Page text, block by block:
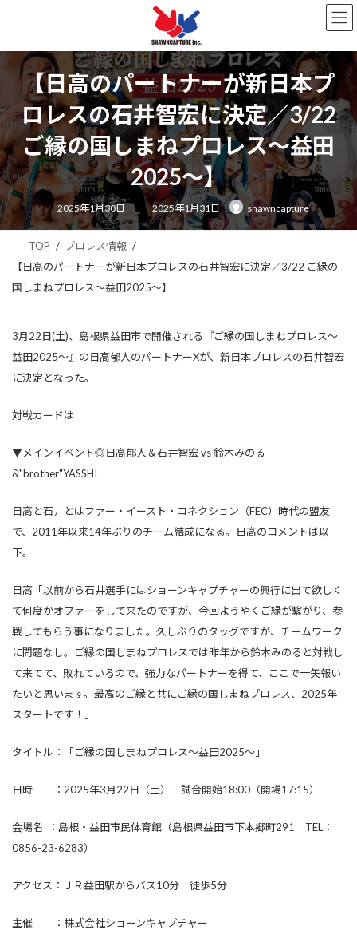
ン
キ
ッ
プ
ー
に
移
動
【日高のパートナーが新日本プ
ロレスの石井智宏に決定／3/22
ご縁の国しまねプロレス〜益田
2025〜】
2025年1月30日
最
終
更
新
2025年1月31日 shawncapture
TOP
プロレス情報
【日高のパートナーが新日本プロレスの石井智宏に決定／3/22 ご縁の
国しまねプロレス〜益田2025〜】
3月22日(土)、島根県益田市で開催される『ご縁の国しまねプロレス〜
益田2025〜』の日高郁人のパートナーXが、新日本プロレスの石井智宏
に決定となった。
対戦カードは
▼メインイベント◎日高郁人＆石井智宏 vs 鈴木みのる
&"brother"YASSHI
日高と石井とはファー・イースト・コネクション（FEC）時代の盟友
で、2011年以来14年ぶりのチーム結成になる。日高のコメントは以
下。
日高「以前から石井選手にはショーンキャプチャーの興行に出て欲しく
て何度かオファーをして来たのですが、今回ようやくご縁が繋がり、参
戦してもらう事になりました。久しぶりのタッグですが、チームワーク
に問題なし。ご縁の国しまねプロレスでは昨年から鈴木みのると対戦し
て来てて、敗れているので、強力なパートナーを得て、ここで一矢報い
たいと思います。最高のご縁と共にご縁の国しまねプロレス、2025年
スタートです！」
タイトル：「ご縁の国しまねプロレス～益田2025～」
日時 ：2025年3月22日（土） 試合開始18:00（開場17:15）
会場名 ：島根・益田市民体育館（島根県益田市下本郷町291 TEL：
0856-23-6283）
アクセス：ＪＲ益田駅からバス10分 徒歩5分
主催 ：株式会社ショーンキャプチャー